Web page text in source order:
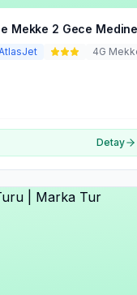
Mekke 2 Gece
4G
Detay